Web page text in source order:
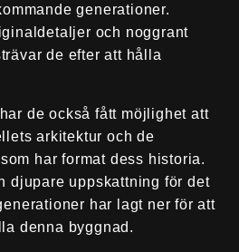
generationer.
och noggrant
de efter att hålla
de också fått möjlighet att
arkitektur och de
har format dess historia.
djupare uppskattning för det
har lagt ner för att
denna byggnad.